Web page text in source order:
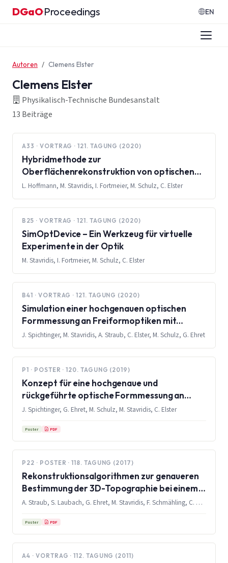
Zum Inhalt springen
DGaO·Proceedings EN
Autoren Clemens Elster
Clemens Elster
Physikalisch-Technische Bundesanstalt
13 Beiträge
A33 · VORTRAG · 121. TAGUNG (2020)
Hybridmethode zur
Oberflächenrekonstruktion von optischen
Asphären und Freiformen: Maschinelles
Lernen basierend auf dem Tilted-Wave
Interferometer
L. Hoffmann, M. Stavridis, I. Fortmeier, M. Schulz, C. Elster
B25 · VORTRAG · 121. TAGUNG (2020)
SimOptDevice – Ein Werkzeug für virtuelle
Experimente in der Optik
M. Stavridis, I. Fortmeier, M. Schulz, C. Elster
B41 · VORTRAG · 121. TAGUNG (2020)
Simulation einer hochgenauen optischen
Formmessung an Freiformoptiken mit
Größen bis zu 1,5 Metern
J. Spichtinger, M. Stavridis, A. Straub, C. Elster, M. Schulz, G. Ehret
P1 · POSTER · 120. TAGUNG (2019)
Konzept für eine hochgenaue und
rückgeführte optische Formmessung an
großen Optiken bis 1,5 Meter
J. Spichtinger, G. Ehret, M. Schulz, M. Stavridis, C. Elster
Poster PDF
P22 · POSTER · 118. TAGUNG (2017)
Rekonstruktionsalgorithmen zur genaueren
Bestimmung der 3D-Topographie bei einem
scannenden optischen Punktsensor
A. Straub, S. Laubach, G. Ehret, M. Stavridis, F. Schmähling, C. Elster
Poster PDF
A4 · VORTRAG · 112. TAGUNG (2011)